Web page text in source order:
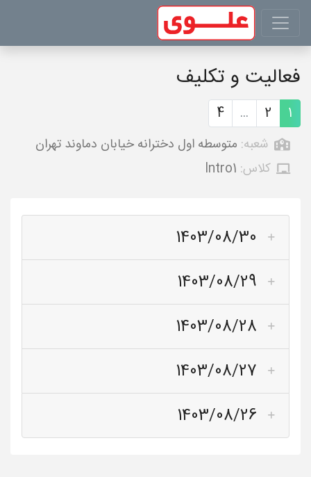
فعالیت و تکلیف
1
2
...
4
شعبه: متوسطه اول دخترانه خیابان دماوند تهران
کلاس: Intro1
1403/08/30
1403/08/29
1403/08/28
1403/08/27
1403/08/26